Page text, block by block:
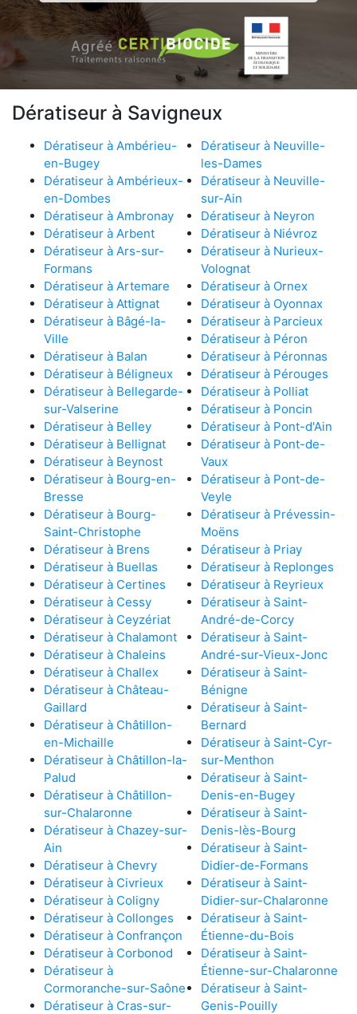
Dératiseur à Savigneux
Dératiseur à Ambérieu-
en-Bugey
Dératiseur à Ambérieux-
en-Dombes
Dératiseur à Ambronay
Dératiseur à Arbent
Dératiseur à Ars-sur-
Formans
Dératiseur à Artemare
Dératiseur à Attignat
Dératiseur à Bâgé-la-
Ville
Dératiseur à Balan
Dératiseur à Béligneux
Dératiseur à Bellegarde-
sur-Valserine
Dératiseur à Belley
Dératiseur à Bellignat
Dératiseur à Beynost
Dératiseur à Bourg-en-
Bresse
Dératiseur à Bourg-
Saint-Christophe
Dératiseur à Brens
Dératiseur à Buellas
Dératiseur à Certines
Dératiseur à Cessy
Dératiseur à Ceyzériat
Dératiseur à Chalamont
Dératiseur à Chaleins
Dératiseur à Challex
Dératiseur à Château-
Gaillard
Dératiseur à Châtillon-
en-Michaille
Dératiseur à Châtillon-la-
Palud
Dératiseur à Châtillon-
sur-Chalaronne
Dératiseur à Chazey-sur-
Ain
Dératiseur à Chevry
Dératiseur à Civrieux
Dératiseur à Coligny
Dératiseur à Collonges
Dératiseur à Confrançon
Dératiseur à Corbonod
Dératiseur à
Cormoranche-sur-Saône
Dératiseur à Cras-sur-
Dératiseur à Neuville-
les-Dames
Dératiseur à Neuville-
sur-Ain
Dératiseur à Neyron
Dératiseur à Niévroz
Dératiseur à Nurieux-
Volognat
Dératiseur à Ornex
Dératiseur à Oyonnax
Dératiseur à Parcieux
Dératiseur à Péron
Dératiseur à Péronnas
Dératiseur à Pérouges
Dératiseur à Polliat
Dératiseur à Poncin
Dératiseur à Pont-d'Ain
Dératiseur à Pont-de-
Vaux
Dératiseur à Pont-de-
Veyle
Dératiseur à Prévessin-
Moëns
Dératiseur à Priay
Dératiseur à Replonges
Dératiseur à Reyrieux
Dératiseur à Saint-
André-de-Corcy
Dératiseur à Saint-
André-sur-Vieux-Jonc
Dératiseur à Saint-
Bénigne
Dératiseur à Saint-
Bernard
Dératiseur à Saint-Cyr-
sur-Menthon
Dératiseur à Saint-
Denis-en-Bugey
Dératiseur à Saint-
Denis-lès-Bourg
Dératiseur à Saint-
Didier-de-Formans
Dératiseur à Saint-
Didier-sur-Chalaronne
Dératiseur à Saint-
Étienne-du-Bois
Dératiseur à Saint-
Étienne-sur-Chalaronne
Dératiseur à Saint-
Genis-Pouilly